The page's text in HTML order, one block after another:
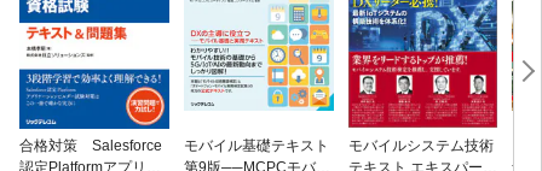
合格対策 Salesforce
認定Platformアプリケ
モバイル基礎テキスト
第9版──MCPCモバイ
モバイルシステム技術
テキスト エキスパート
ナ